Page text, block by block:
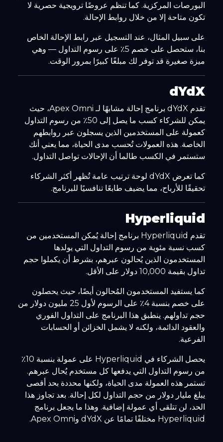
البورصات المركزية. كما تنظم عروضًا ترويجية حصرية لا
تكون متاحة إلا من خلال روابط الإحالة.
على سبيل المثال، عند التسجيل عبر رابط الإحالة الخاص
بنا، ستحصل على خصم 5٪ على رسوم التداول — وهي
ميزة صغيرة قد توفر لك مبلغًا كبيرًا بمرور الوقت.
dYdX
تقدم dYdX برنامج إحالة مشابهًا لـ Apex Omni، حيث
يمكن للشركاء كسب ما يصل إلى 50٪ من رسوم التداول
كعمولة على المستخدمين الذين يسجلون عبر روابطهم
الخاصة. هذه العمولات تُحسب مدى الحياة، مما يعني أنك
ستستمر في الكسب طالما أن الإحالات تواصل التداول.
كما تعرض dYdX لوحة ترتيب عامة تُظهر أكثر الشركاء
تحقيقًا للأرباح، مما يضيف طابعًا تنافسيًا للبرنامج.
Hyperliquid
تقدم Hyperliquid برنامج إحالة يُمكن المستخدمين من
كسب نسبة مئوية من رسوم التداول التي يولدها
المستخدمون الذين يُحالون عبرهم، بشرط أن يكملوا حجم
تداول بقيمة 10,000 دولار على الأقل.
كما يستفيد المستخدمون المُحالون أيضًا، حيث يحصلون
على خصم بنسبة 4٪ على الرسوم لأول 25 مليون دولار من
حجم تداولهم. ينطبق هذا البرنامج على التداول الفوري
والعقود الدائمة، ولكنه لا يشمل الخزائن أو الحسابات
الفرعية.
يحصل الشركاء في Hyperliquid على عمولة بنسبة 10٪
من رسوم التداول التي يدفعها كل مستخدم يُحال عبرهم.
تستمر هذه العمولة مدى الحياة، ولكنها محددة بحد أقصى
يبلغ مليار دولار من حجم التداول لكل إحالة. بعد تجاوز هذا
الحد، لن تتلقى أي عمولة إضافية. وهذا ما يجعل برنامج
Hyperliquid مختلفًا تمامًا عن dYdX وApex Omni.